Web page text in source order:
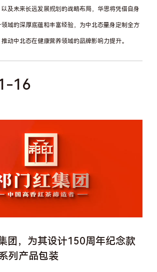
及未来长远发展规划的战略布局，华思将凭借自身
域的深厚底蕴和丰富经验，为中北态量身定制全方
动中北态在健康营养领域的品牌影响力提升。
16
团，为其设计150周年纪念款
列产品包装